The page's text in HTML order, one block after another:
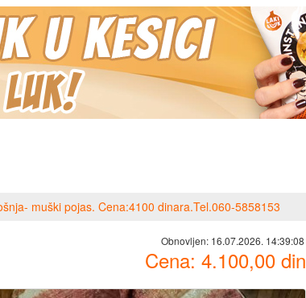
muški pojas. Cena:4100 dinara.Tel.060-5858153
Obnovljen: 16.07.2026. 14:39:08
Cena: 4.100,00 din